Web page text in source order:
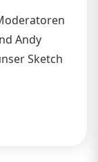
Andy
Sketch